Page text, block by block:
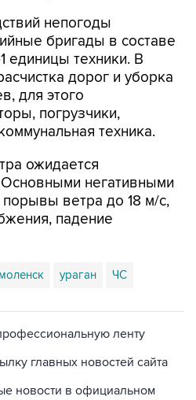
непогоды
бригады в составе
единицы техники. В
дорог и уборка
для этого
погрузчики,
техника.
ожидается
Основными негативными
ветра до 18 м/с,
падение
ураган ЧС
ленту
главных новостей сайта
новости в официальном